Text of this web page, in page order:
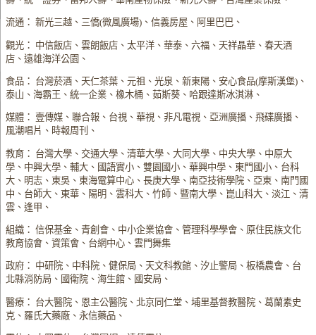
流通： 新光三越、三僑(微風廣場)、信義房屋、阿里巴巴、
觀光： 中信飯店、雲朗飯店、太平洋、華泰、六福、天祥晶華、春天酒
店、遠雄海洋公園、
食品： 台灣菸酒、天仁茶葉、元祖、光泉、新東陽、安心食品(摩斯漢堡)、
泰山、海霸王、統一企業、橡木桶、茹斯葵、哈跟達斯冰淇淋、
媒體： 壹傳媒、聯合報、台視、華視、非凡電視、亞洲廣播、飛碟廣播、
風潮唱片、時報周刊、
教育： 台灣大學、交通大學、清華大學、大同大學、中央大學、中原大
學、中興大學、輔大、國語實小、雙園國小、華興中學、東門國小、台科
大、明志、東吳、東海電算中心、長庚大學、南亞技術學院、亞東、南門國
中、台師大、東華、陽明、雲科大、竹師、暨南大學、崑山科大、淡江、清
雲、逢甲、
組織： 信保基金、青創會、中小企業協會、管理科學學會、原住民族文化
教育協會、資策會、台網中心、雲門舞集
政府： 中研院、中科院、健保局、天文科教館、汐止警局、板橋農會、台
北縣消防局、國衛院、海生館、國安局、
醫療： 台大醫院、恩主公醫院、北京同仁堂、埔里基督教醫院、葛蘭素史
克、羅氏大藥廠、永信藥品、